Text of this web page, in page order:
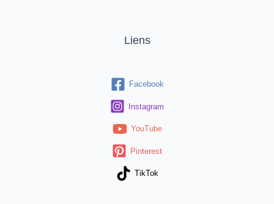
Liens
Facebook
Instagram
YouTube
Pinterest
TikTok